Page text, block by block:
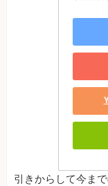
引きからして今ま